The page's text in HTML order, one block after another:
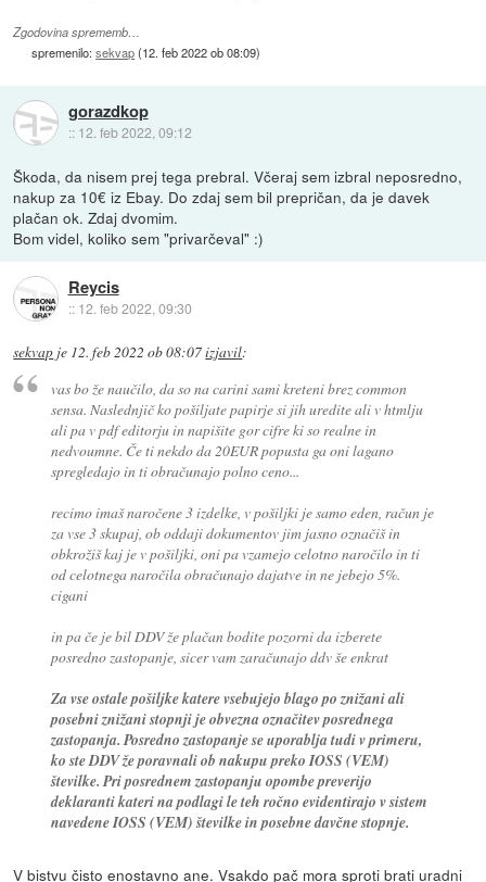
Zgodovina sprememb…
spremenilo:sekvap(12. feb 2022 ob 08:09)
gorazdkop
:: 12. feb 2022, 09:12
Škoda, da nisem prej tega prebral. Včeraj sem izbral neposredno,
nakup za 10€ iz Ebay. Do zdaj sem bil prepričan, da je davek
plačan ok. Zdaj dvomim.
Bom videl, koliko sem "privarčeval" :)
Reycis
:: 12. feb 2022, 09:30
sekvap je 12. feb 2022 ob 08:07izjavil:
vas bo že naučilo, da so na carini sami kreteni brez common
sensa. Naslednjič ko pošiljate papirje si jih uredite ali v htmlju
ali pa v pdf editorju in napišite gor cifre ki so realne in
nedvoumne. Če ti nekdo da 20EUR popusta ga oni lagano
spregledajo in ti obračunajo polno ceno...
recimo imaš naročene 3 izdelke, v pošiljki je samo eden, račun je
za vse 3 skupaj, ob oddaji dokumentov jim jasno označiš in
obkrožiš kaj je v pošiljki, oni pa vzamejo celotno naročilo in ti
od celotnega naročila obračunajo dajatve in ne jebejo 5%.
cigani
in pa če je bil DDV že plačan bodite pozorni da izberete
posredno zastopanje, sicer vam zaračunajo ddv še enkrat
Za vse ostale pošiljke katere vsebujejo blago po znižani ali
posebni znižani stopnji je obvezna označitev posrednega
zastopanja. Posredno zastopanje se uporablja tudi v primeru,
ko ste DDV že poravnali ob nakupu preko IOSS (VEM)
številke. Pri posrednem zastopanju opombe preverijo
deklaranti kateri na podlagi le teh ročno evidentirajo v sistem
navedene IOSS (VEM) številke in posebne davčne stopnje.
V bistvu čisto enostavno ane. Vsakdo pač mora sproti brati uradni